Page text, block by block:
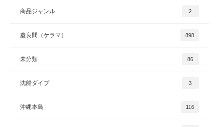
商品ジャンル 2
慶良間（ケラマ） 898
未分類 86
沈船ダイブ 3
沖縄本島 116